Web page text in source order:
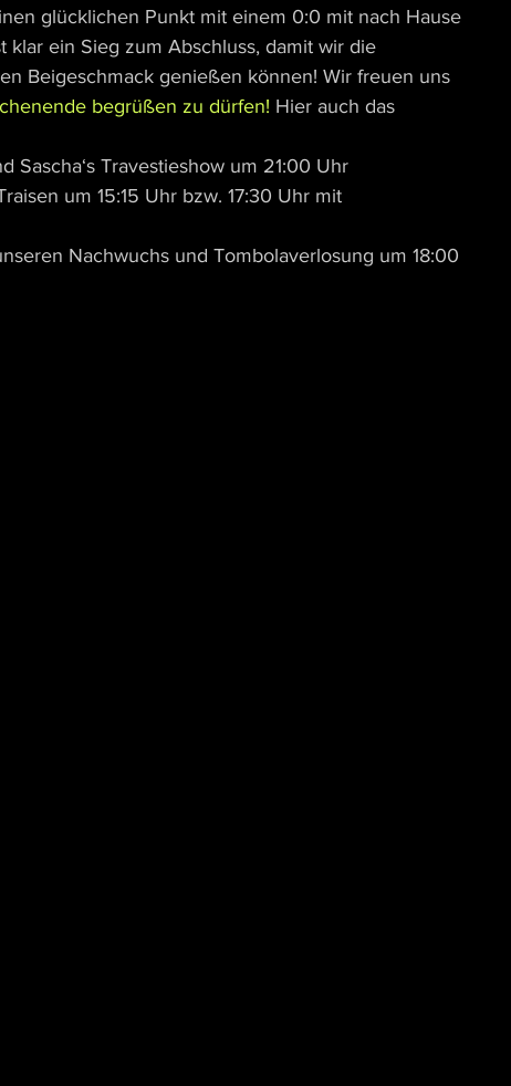
glücklichen Punkt mit einem 0:0 mit nach Hause
ein Sieg zum Abschluss, damit wir die
Beigeschmack genießen können! Wir freuen uns
begrüßen zu dürfen! Hier auch das
Sascha‘s Travestieshow um 21:00 Uhr
um 15:15 Uhr bzw. 17:30 Uhr mit
Nachwuchs und Tombolaverlosung um 18:00